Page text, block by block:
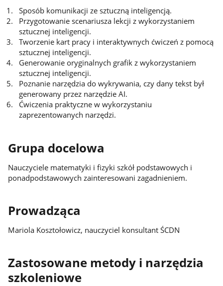
Sposób komunikacji ze sztuczną inteligencją.
Przygotowanie scenariusza lekcji z wykorzystaniem
sztucznej inteligencji.
Tworzenie kart pracy i interaktywnych ćwiczeń z pomocą
sztucznej inteligencji.
Generowanie oryginalnych grafik z wykorzystaniem
sztucznej inteligencji.
Poznanie narzędzia do wykrywania, czy dany tekst był
generowany przez narzędzie AI.
Ćwiczenia praktyczne w wykorzystaniu
zaprezentowanych narzędzi.
Grupa docelowa
Nauczyciele matematyki i fizyki szkół podstawowych i
ponadpodstawowych zainteresowani zagadnieniem.
Prowadząca
Mariola Kosztołowicz, nauczyciel konsultant ŚCDN
Zastosowane metody i narzędzia
szkoleniowe